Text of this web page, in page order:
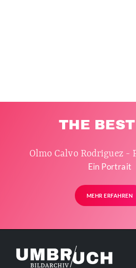
THE
Olmo Calvo Rodriguez -
Ein Portrait
MEHR ERFAHREN